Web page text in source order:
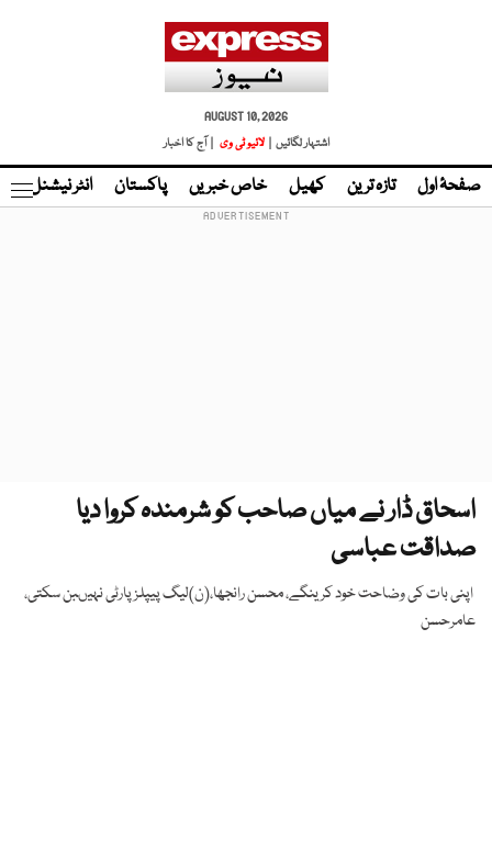
AUGUST 10, 2026
اشتہار لگائیں |
لائیو ٹی وی | آج کا اخبار
صفحۂ اول تازہ ترین کھیل خاص خبریں پاکستان انٹر نیشنل
اسحاق ڈار نے میاں صاحب کو شرمندہ کروا دیا
صداقت عباسی
اپنی بات کی وضاحت خود کرینگے، محسن رانجھا،(ن)لیگ پیپلز پارٹی نہیںبن سکتی،
عامرحسن